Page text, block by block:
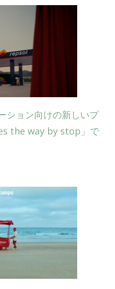
ション向けの新しいプ
the way by stop」で